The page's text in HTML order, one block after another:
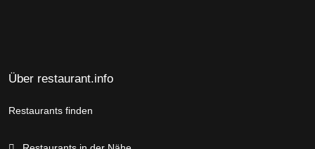
Über restaurant.info
Restaurants finden